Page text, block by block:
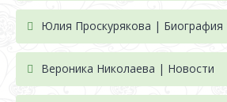
Юлия Проскурякова | Биография
Вероника Николаева | Новости